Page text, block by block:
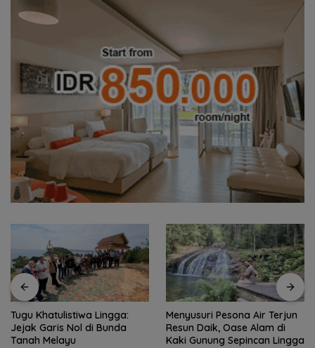
Tugu Khatulistiwa Lingga:
Jejak Garis Nol di Bunda
Tanah Melayu
Menyusuri Pesona Air Terjun
Resun Daik, Oase Alam di
Kaki Gunung Sepincan Lingga